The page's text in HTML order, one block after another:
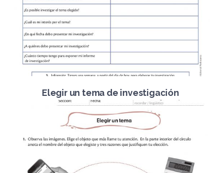
Elegir un tema de investigación